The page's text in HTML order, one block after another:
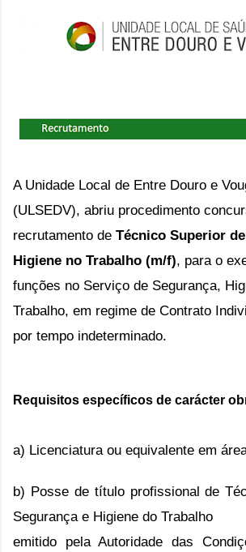
A Unidade Local de Entre Douro e
(ULSEDV), abriu procedimento
recrutamento de Técnico Superior
Higiene no Trabalho (m/f), para o
funções no Serviço de Segurança,
Trabalho, em regime de Contrato
por tempo indeterminado.
Requisitos específicos de carácter
a) Licenciatura ou equivalente em
b) Posse de título profissional de
Segurança e Higiene do Trabalho
emitido pela Autoridade das